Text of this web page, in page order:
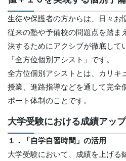
生徒や保護者の方からは、日々お
従来の塾や予備校の問題点を踏ま
決するためにアクシブが徹底して
「全方位個別アシスト」です。
全方位個別アシストとは、カリキ
授業、進路指導などを通して完全
ポート体制のことです。
大学受験における成績アッ
１．「自学自習時間」の活用
大学受験において、成績を上げる